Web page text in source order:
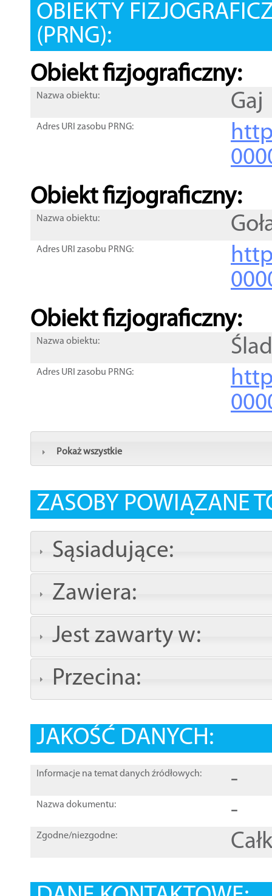
OBIEKTY
(PRNG):
Obiekt fizjograficzny:
Nazwa obiektu: Gaj
Adres URI zasobu PRNG:
Obiekt fizjograficzny:
Nazwa obiektu:
Adres URI zasobu PRNG:
Obiekt fizjograficzny:
Nazwa obiektu: Ślad
Adres URI zasobu PRNG:
Pokaż wszystkie
ZASOBY POWIĄZANE
Sąsiadujące:
Zawiera:
Jest zawarty w:
Przecina:
JAKOŚĆ DANYCH:
Informacje na temat danych źródłowych: -
Nazwa dokumentu: -
Zgodne/niezgodne: